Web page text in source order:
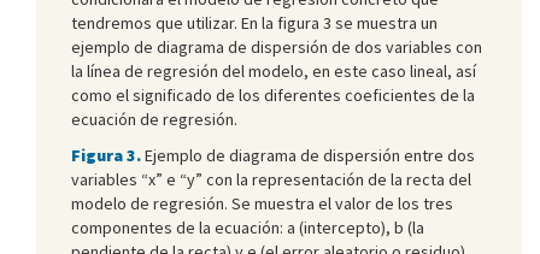
tendremos que utilizar. En la figura 3 se muestra un
ejemplo de diagrama de dispersión de dos variables con
la línea de regresión del modelo, en este caso lineal, así
como el significado de los diferentes coeficientes de la
ecuación de regresión.
Figura 3.Ejemplo de diagrama de dispersión entre dos
variables “x” e “y” con la representación de la recta del
modelo de regresión. Se muestra el valor de los tres
componentes de la ecuación: a (intercepto), b (la